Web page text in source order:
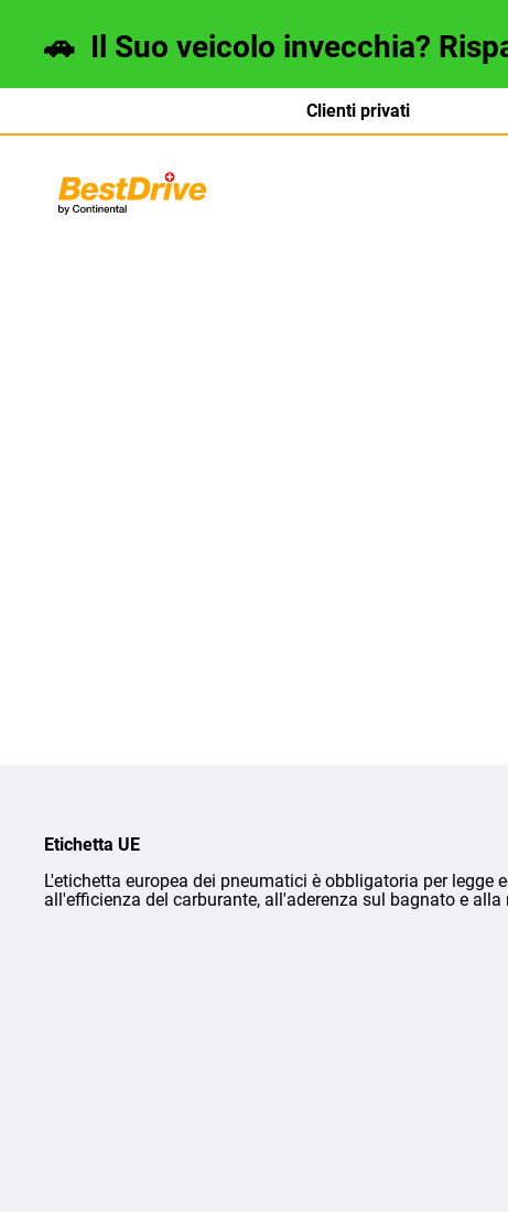
🚗 Il Suo veicolo invecchia?
Clienti privati
Deutsch
Etichetta UE
L'etichetta europea dei pneumatici è obbligatoria per
all'efficienza del carburante, all'aderenza sul bagnato e